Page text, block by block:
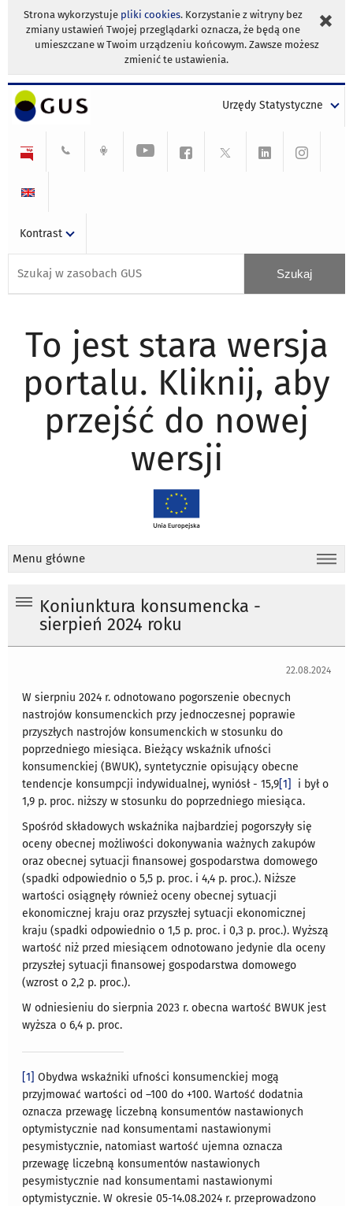
Strona wykorzystuje pliki cookies. Korzystanie z witryny bez
zmiany ustawień Twojej przeglądarki oznacza, że będą one
umieszczane w Twoim urządzeniu końcowym. Zawsze możesz
zmienić te ustawienia.
Urzędy Statystyczne
Kontrast
To jest stara wersja
portalu. Kliknij, aby
przejść do nowej
wersji
Menu główne
Koniunktura konsumencka -
sierpień 2024 roku
22.08.2024
W sierpniu 2024 r. odnotowano pogorszenie obecnych
nastrojów konsumenckich przy jednoczesnej poprawie
przyszłych nastrojów konsumenckich w stosunku do
poprzedniego miesiąca. Bieżący wskaźnik ufności
konsumenckiej (BWUK), syntetycznie opisujący obecne
tendencje konsumpcji indywidualnej, wyniósł - 15,9[1]
i był o
1,9 p. proc. niższy w stosunku do poprzedniego miesiąca.
Spośród składowych wskaźnika najbardziej pogorszyły się
oceny obecnej możliwości dokonywania ważnych zakupów
oraz obecnej sytuacji finansowej gospodarstwa domowego
(spadki odpowiednio o 5,5 p. proc. i 4,4 p. proc.). Niższe
wartości osiągnęły również oceny obecnej sytuacji
ekonomicznej kraju oraz przyszłej sytuacji ekonomicznej
kraju (spadki odpowiednio o 1,5 p. proc. i 0,3 p. proc.). Wyższą
wartość niż przed miesiącem odnotowano jedynie dla oceny
przyszłej sytuacji finansowej gospodarstwa domowego
(wzrost o 2,2 p. proc.).
W odniesieniu do sierpnia 2023 r. obecna wartość BWUK jest
wyższa o 6,4 p. proc.
[1] Obydwa wskaźniki ufności konsumenckiej mogą
przyjmować wartości od –100 do +100. Wartość dodatnia
oznacza przewagę liczebną konsumentów nastawionych
optymistycznie nad konsumentami nastawionymi
pesymistycznie, natomiast wartość ujemna oznacza
przewagę liczebną konsumentów nastawionych
pesymistycznie nad konsumentami nastawionymi
optymistycznie. W okresie 05-14.08.2024 r. przeprowadzono